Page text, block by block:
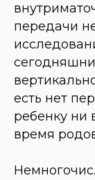
передачи
есть нет
ребенку ни
время